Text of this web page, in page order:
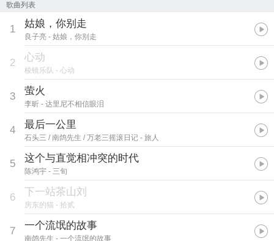
歌曲列表
1 姑娘，你别走
良子亮 - 姑娘，你别走
2 心动
棱镜乐队 - 心动
3 萤火
李昕 - 达里尼不相信眼泪
4 最后一公里
石头三 / 南鸽先生 / 万老三摇滚日记 - 旅人
5 这个与直觉相冲突的时代
陈鸿宇 - 三旬
6 下一站茶山刘
房东的猫 - 拾贰
7 一个流氓的故事
南鸽先生 - 一个流氓的故事